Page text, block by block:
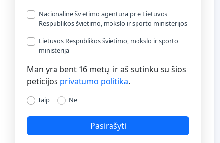
Nacionalinė švietimo agentūra prie Lietuvos
Respublikos švietimo, mokslo ir sporto ministerijos
Lietuvos Respublikos švietimo, mokslo ir sporto
ministerija
Man yra bent 16 metų, ir aš sutinku su šios
peticijos privatumo politika.
Taip Ne
Pasirašyti